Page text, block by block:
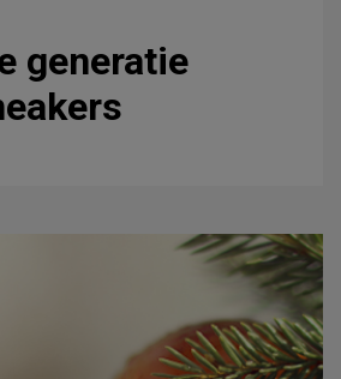
generatie